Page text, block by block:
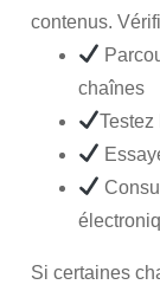
contenus.
chaînes
Si certaines